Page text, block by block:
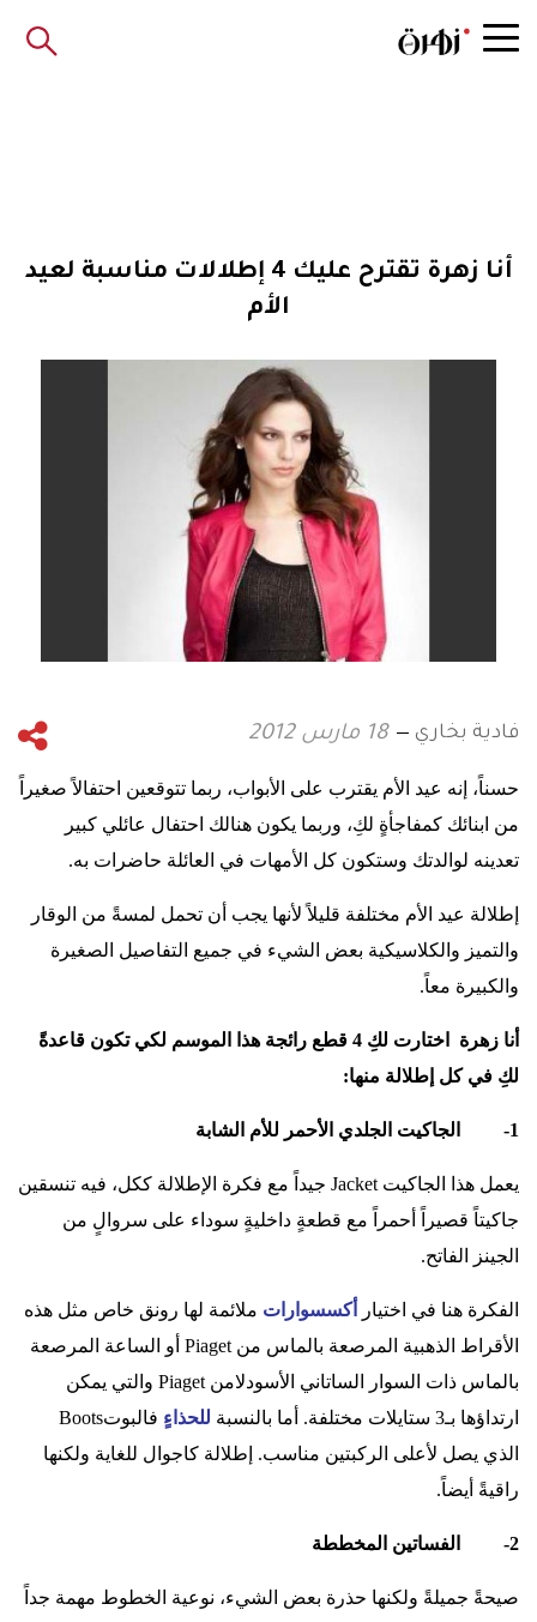
أنا زهرة تقترح عليك 4 إطلالات مناسبة لعيد
الأم
فادية بخاري 18 مارس 2012
حسناً، إنه عيد الأم يقترب على الأبواب، ربما تتوقعين احتفالاً صغيراً
من ابنائك كمفاجأةٍ لكِ، وربما يكون هنالك احتفال عائلي كبير
تعدينه لوالدتك وستكون كل الأمهات في العائلة حاضرات به.
إطلالة عيد الأم مختلفة قليلاً لأنها يجب أن تحمل لمسةً من الوقار
والتميز والكلاسيكية بعض الشيء في جميع التفاصيل الصغيرة
والكبيرة معاً.
أنا زهرة اختارت لكِ 4 قطع رائجة هذا الموسم لكي تكون قاعدةً
لكِ في كل إطلالة منها:
1- الجاكيت الجلدي الأحمر للأم الشابة
يعمل هذا الجاكيت Jacket جيداً مع فكرة الإطلالة ككل، فيه تنسقين
جاكيتاً قصيراً أحمراً مع قطعةٍ داخليةٍ سوداء على سروالٍ من
الجينز الفاتح.
الفكرة هنا في اختيار أكسسوارات ملائمة لها رونق خاص مثل هذه
الأقراط الذهبية المرصعة بالماس من Piaget أو الساعة المرصعة
بالماس ذات السوار الساتاني الأسودلامن Piaget والتي يمكن
ارتداؤها بـ3 ستايلات مختلفة. أما بالنسبة
للحذاءٍ فالبوتBoots
الذي يصل لأعلى الركبتين مناسب. إطلالة كاجوال للغاية ولكنها
راقيةً أيضاً.
2- الفساتين المخططة
صيحةً جميلةً ولكنها حذرة بعض الشيء، نوعية الخطوط مهمة جداً